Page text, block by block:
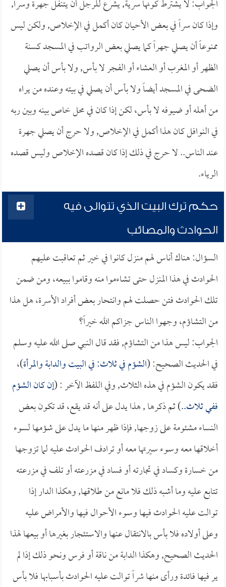
الجواب: لا يشترط كونها سرية, يشرع للرجل أن يتنفل جهرة وسراً,
وإذا كان سراً في بعض الأحيان كان أكمل في الإخلاص, ولكن ليس
ممنوعاً أن يصلي جهراً كما يصلي بعض الرواتب في المسجد كسنة
الظهر أو المغرب أو العشاء أو الفجر لا بأس, ولا بأس أن يصلي
الضحى في المسجد أيضاً ولا بأس أن يصلي في بيته وعنده من يراه
من أهله أو ضيوفه لا بأس، لكن إذا كان في محل خاص بينه وبين ربه
في النوافل كان هذا أكمل في الإخلاص, ولا حرج أن يصلي جهرة
عند الناس.. لا حرج في ذلك إذا كان قصده الإخلاص وليس قصده
الرياء.
حكم ترك البيت الذي تتوالى فيه
الحوادث والمصائب
السؤال: هناك أناس لهم منزل كانوا في خير ثم تعاقبت عليهم
الحوادث في هذا المنزل حتى تشاءموا منه وقاموا ببيعه، ومن ضمن
تلك الحوادث فتن حصلت لهم وانتحار بعض أفراد الأسرة، هل هذا
من التشاؤم، وجهوا الناس جزاكم الله خيراً؟
الجواب: ليس هذا من التشاؤم, فقد قال النبي صلى الله عليه وسلم
في الحديث الصحيح: (الشؤم في ثلاث: في البيت والدابة والمرأة)،
فقد يكون الشؤم في هذه الثلاث, وفي اللفظ الآخر : (إن كان الشؤم
ففي ثلاث..) ثم ذكرها , هذا يدل على أنه قد يقع، قد تكون بعض
النساء مشئومة على زوجها, فإذا ظهر منها ما يدل على شؤمها لسوء
أخلاقها معه وسوء سيرتها معه أو ترادف الحوادث عليه لما تزوجها
من خسارة وكساد في تجارته أو فساد في مزرعته أو تلف في مزرعته
تتابع عليه وما أشبه ذلك فلا مانع من طلاقها, وهكذا الدار إذا
توالت عليه الحوادث فيها وسوء الأحوال فيها والأمراض عليه
وعلى أولاده فلا بأس بالانتقال عنها والاستئجار بغيرها أو بيعها لهذا
الحديث الصحيح, وهكذا الدابة من ناقة أو فرس ونحو ذلك إذا لم
ير فيها فائدة ورأى منها شراً توالت عليه الحوادث بأسبابها فلا بأس